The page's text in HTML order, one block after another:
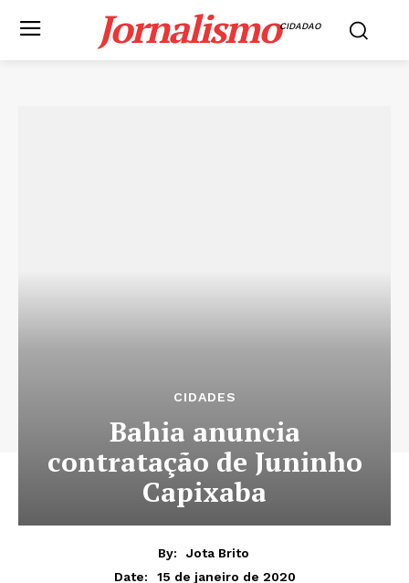
JornalismoCIDADAO
CIDADES
Bahia anuncia
contratação de Juninho
Capixaba
By:
Jota Brito
Date:
15 de janeiro de 2020